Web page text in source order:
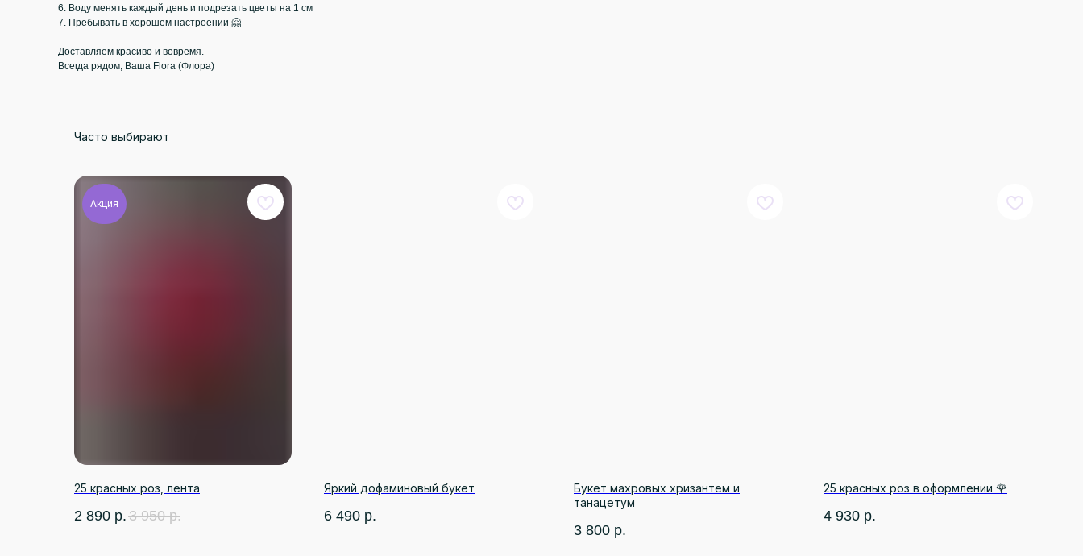
6. Воду менять каждый день и подрезать цветы на 1 см
7. Пребывать в хорошем настроении 🤗
Доставляем красиво и вовремя.
Всегда рядом, Ваша Flora (Флора)
Часто выбирают
Акция
25 красных роз, лента
2 890 р. 3 950 р.
Яркий дофаминовый букет
6 490 р.
Букет махровых хризантем и
танацетум
3 800 р.
25 красных роз в оформлении 🌹
4 930 р.